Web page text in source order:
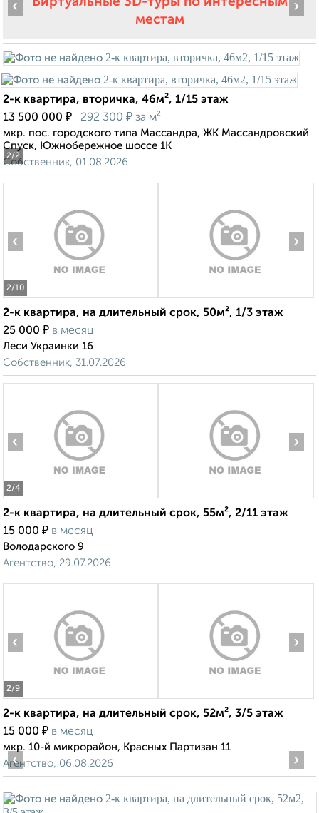
местам
2/2
‹ ›
2-к квартира, вторичка, 46м², 1/15 этаж
13 500 000 ₽ 292 300 ₽ за м²
мкр. пос. городского типа Массандра, ЖК Массандровский
Спуск, Южнобережное шоссе 1К
Собственник, 01.08.2026
2/10
‹ ›
2-к квартира, на длительный срок, 50м², 1/3 этаж
25 000 ₽ в месяц
Леси Украинки 16
Собственник, 31.07.2026
2/4
‹ ›
2-к квартира, на длительный срок, 55м², 2/11 этаж
15 000 ₽ в месяц
Володарского 9
Агентство, 29.07.2026
2/9
‹ ›
2-к квартира, на длительный срок, 52м², 3/5 этаж
15 000 ₽ в месяц
мкр. 10-й микрорайон, Красных Партизан 11
Агентство, 06.08.2026
‹ ›